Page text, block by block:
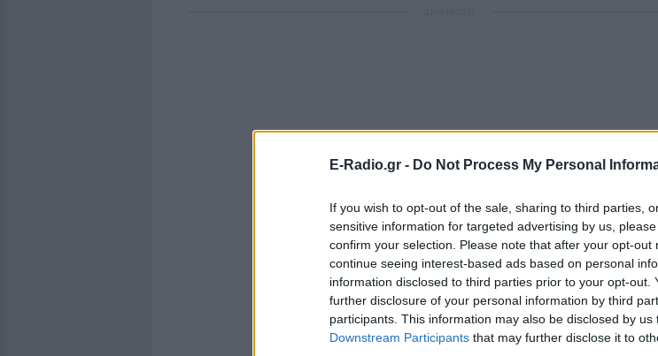
E-Radio.gr - Do Not Process My Personal
If you wish to opt-out of the sale, sharing to third parties,
sensitive information for targeted advertising by us,
confirm your selection. Please note that after your opt-out
continue seeing interest-based ads based on personal
information disclosed to third parties prior to your opt-out.
further disclosure of your personal information by third
participants. This information may also be disclosed by
Downstream Participants that may further disclose it to